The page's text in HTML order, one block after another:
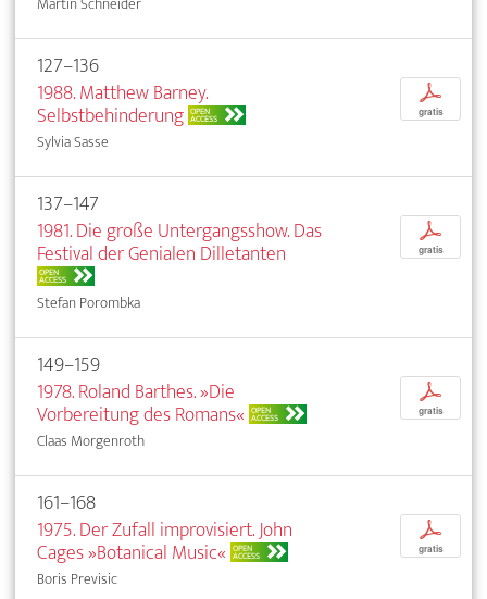
127–136
1988. Matthew Barney.
Selbstbehinderung OPEN
ACCESS
Sylvia Sasse
p
gratis
137–147
1981. Die große Untergangsshow. Das
Festival der Genialen Dilletanten
OPEN
ACCESS
Stefan Porombka
p
gratis
149–159
1978. Roland Barthes. »Die
Vorbereitung des Romans« OPEN
ACCESS
Claas Morgenroth
p
gratis
161–168
1975. Der Zufall improvisiert. John
Cages »Botanical Music« OPEN
ACCESS
Boris Previsic
p
gratis